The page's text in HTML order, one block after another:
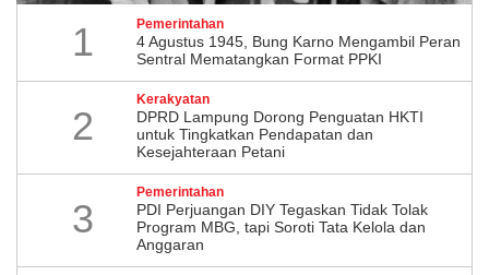
1 Pemerintahan
4 Agustus 1945, Bung Karno Mengambil Peran
Sentral Mematangkan Format PPKI
2
Kerakyatan
DPRD Lampung Dorong Penguatan HKTI
untuk Tingkatkan Pendapatan dan
Kesejahteraan Petani
3
Pemerintahan
PDI Perjuangan DIY Tegaskan Tidak Tolak
Program MBG, tapi Soroti Tata Kelola dan
Anggaran